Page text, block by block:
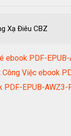
Xạ Điêu CBZ
ebook PDF-EPUB-
Việc ebook
PDF-EPUB-AWZ3-